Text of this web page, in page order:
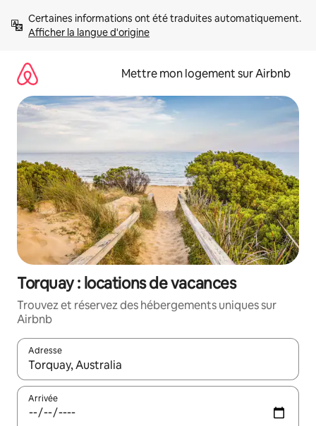
directement
Afficher la langue d'origine
Mettre mon logement sur Airbnb
Torquay : locations de vacances
Trouvez et réservez des hébergements uniques sur
Airbnb
Adresse
Lorsque les résultats s'affichent, utilisez les flèches vers le
Arrivée